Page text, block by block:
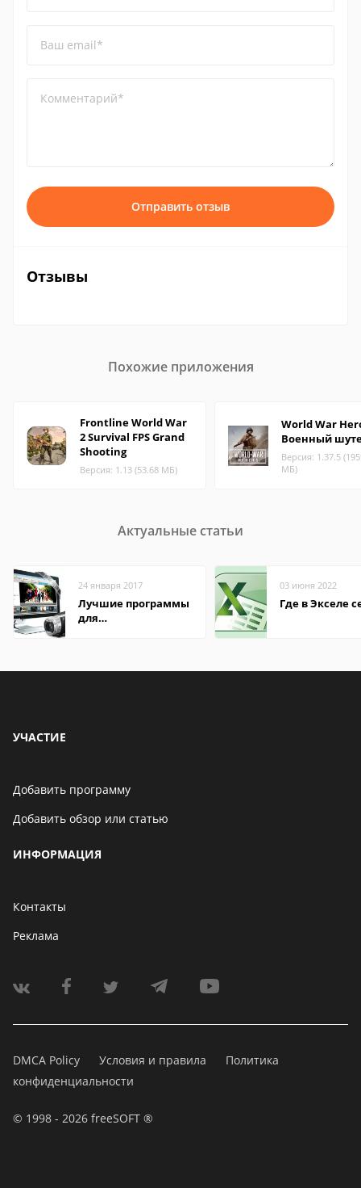
Ваш email*
Комментарий*
Отправить отзыв
Отзывы
Похожие приложения
Frontline World War
2 Survival FPS Grand
Shooting
Версия: 1.13 (53.68 МБ)
World War
Военный
Версия: 1.37.5
МБ)
Актуальные статьи
24 января 2017
Лучшие программы
для
03 июня 2022
Где в Экселе
УЧАСТИЕ
Добавить программу
Добавить обзор или статью
ИНФОРМАЦИЯ
Контакты
Реклама
DMCA Policy Условия и правила
Политика
конфиденциальности
© 1998 - 2026 freeSOFT ®